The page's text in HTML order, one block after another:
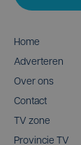
Home
Adverteren
Over ons
Contact
TV zone
Provincie TV